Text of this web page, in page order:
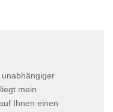
mein
Ihnen einen